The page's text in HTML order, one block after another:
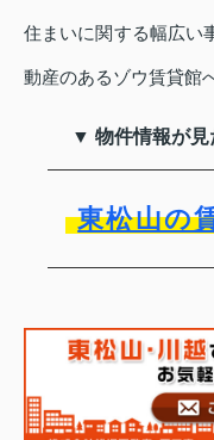
住まいに関する幅広い
動産のあるゾウ賃貸館
▼ 物件情報が
東松山の